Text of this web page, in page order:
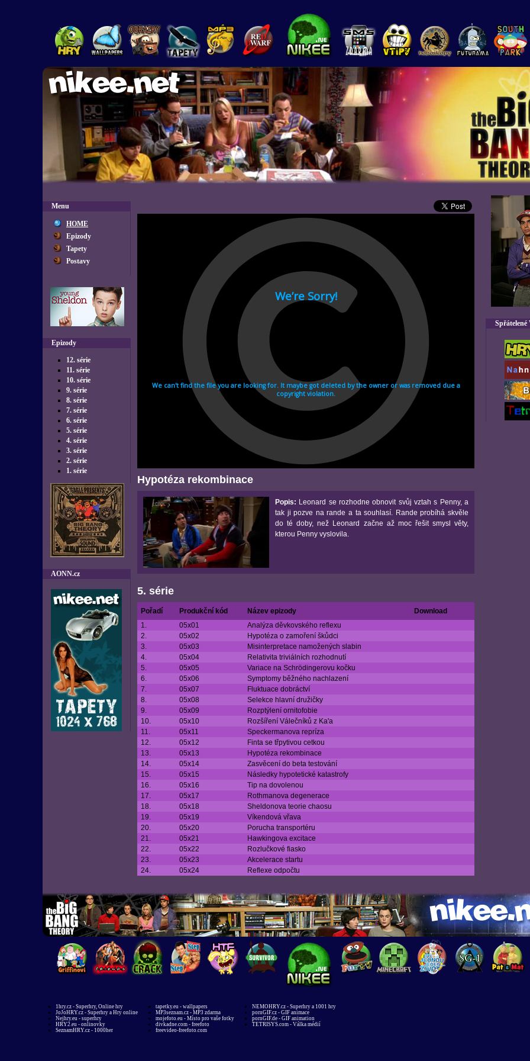
Menu
HOME
Epizody
Tapety
Postavy
Epizody
12. série
11. série
10. série
9. série
8. série
7. série
6. série
5. série
4. série
3. série
2. série
1. série
AONN.cz
Hypotéza rekombinace
Popis: Leonard se rozhodne obnovit svůj vztah s Penny, a
tak ji pozve na rande a ta souhlasí. Rande probíhá skvěle
do té doby, než Leonard začne až moc řešit smysl věty,
kterou Penny vyslovila.
5. série
Pořadí Produkční kód Název epizody
Download
1.
05x01
Analýza děvkovského reflexu
2.
05x02
Hypotéza o zamoření škůdci
3.
05x03
Misinterpretace namožených slabin
4.
05x04
Relativita triviálních rozhodnutí
5.
05x05
Variace na Schrödingerovu kočku
6.
05x06
Symptomy běžného nachlazení
7.
05x07
Fluktuace dobráctví
8.
05x08
Selekce hlavní družičky
9.
05x09
Rozptýlení ornitofobie
10.
05x10
Rozšíření Válečníků z Ka'a
11.
05x11
Speckermanova repríza
12.
05x12
Finta se třpytivou cetkou
13.
05x13
Hypotéza rekombinace
14.
05x14
Zasvěcení do beta testování
15.
05x15
Následky hypotetické katastrofy
16.
05x16
Tip na dovolenou
17.
05x17
Rothmanova degenerace
18.
05x18
Sheldonova teorie chaosu
19.
05x19
Víkendová vřava
20.
05x20
Porucha transportéru
21.
05x21
Hawkingova excitace
22.
05x22
Rozlučkové fiasko
23.
05x23
Akcelerace startu
24.
05x24 Reflexe odpočtu
Spřátelené
1hry.cz - Superhry, Online hry
JoJoHRY.cz - Superhry a Hry online
Nejhry.eu - superhry
HRY2.eu - onlinovky
SeznamHRY.cz - 1000her
tapetky.eu - wallpapers
MP3seznam.cz - MP3 zdarma
mojefoto.eu - Místo pro vaše fotky
divkadne.com - freefoto
freevideo-freefoto.com
NEMOHRY.cz - Superhry a 1001 hry
pornGIF.cz - GIF animace
pornGIF.de - GIF animation
TETRISYS.com - Válka médií